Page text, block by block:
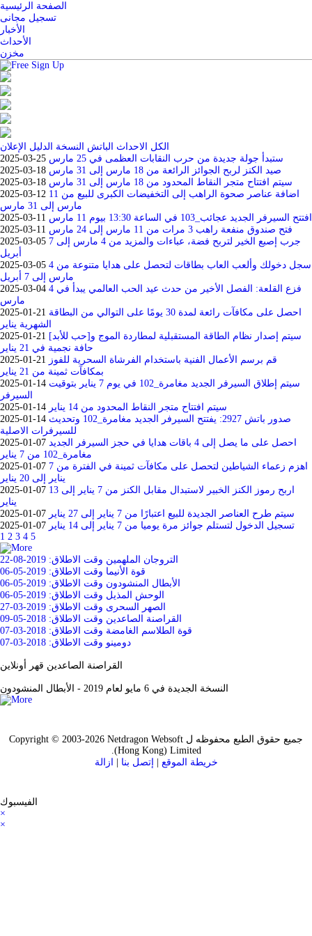
الصفحة الرئيسية
تسجيل مجانى
الأخبار
الأحداث
مخزن
الكل الاحداث الباتش النسخة الدليل
الإعلان
2025-03-25
ستبدأ جولة جديدة من حرب النقابات العظمى في 25 مارس
2025-03-18
صيد الكنز لربح الجوائز الرائعة من 18 مارس إلى 31 مارس
2025-03-18
سيتم افتتاح متجر النقاط المحدود من 18 مارس إلى 31 مارس
2025-03-12 اضافة عناصر صحوة الراهب إلى التخفيضات الكبرى للبيع من 11
مارس إلى 31 مارس
2025-03-11
افتتح السيرفر الجديد عجائب_103 في الساعة 13:30 بيوم 11 مارس
2025-03-11
فتح صندوق منفعة راهب 3 مرات من 11 مارس إلى 24 مارس
2025-03-05 جرب إصبع الخير لتربح فضة، عباءات والمزيد من 4 مارس إلى 7
أبريل
2025-03-05 سجل دخولك وألعب العاب بطاقات لتحصل على هدايا متنوعة من 4
مارس إلى 7 أبريل
2025-03-04 فزع القلعة: الفصل الأخير من حدث عيد الحب العالمي يبدأ في 4
مارس
2025-01-21 احصل على مكافآت رائعة لمدة 30 يومًا على التوالي من البطاقة
الشهرية يناير
2025-01-21 سيتم إصدار نظام الطاقة المستقبلية لمطاردة الموج و[حب للأبد]
حافة نجمية في 21 يناير
2025-01-21 قم برسم الأعمال الفنية باستخدام الفرشاة السحرية للفوز
بمكافآت ثمينة من 21 يناير
2025-01-14 سيتم إطلاق السيرفر الجديد مغامرة_102 في يوم 7 يناير بتوقيت
السيرفر
2025-01-14
سيتم افتتاح متجر النقاط المحدود من 14 يناير
2025-01-14 صدور باتش 2927: يفتتح السيرفر الجديد مغامرة_102 وتحديث
للسيرفرات الاصلية
2025-01-07 احصل على ما يصل إلى 4 باقات هدايا في حجز السيرفر الجديد
مغامرة_102 من 7 يناير
2025-01-07 اهزم زعماء الشياطين لتحصل على مكافآت ثمينة في الفترة من 7
يناير إلى 20 يناير
2025-01-07 اربح رموز الكنز الخبير لاستبدال مقابل الكنز من 7 يناير إلى 13
يناير
2025-01-07
سيتم طرح العناصر الجديدة للبيع اعتبارًا من 7 يناير إلى 27 يناير
2025-01-07
تسجيل الدخول لتستلم جوائز مرة يوميا من 7 يناير إلى 14 يناير
1 2 3 4 5
التروجان الملهمين وقت الاطلاق: 2019-08-22
قوة الأنيما وقت الاطلاق: 2019-05-06
الأبطال المنشودون وقت الاطلاق: 2019-05-06
الوحش المذيل وقت الاطلاق: 2019-05-06
الصهر السحرى وقت الاطلاق: 2019-03-27
القراصنة الصاعدين وقت الاطلاق: 2018-05-09
قوة الطلاسم الغامضة وقت الاطلاق: 2018-03-07
دومينو وقت الاطلاق: 2018-03-07
القراصنة الصاعدين قهر أونلاين
النسخة الجديدة في 6 مايو لعام 2019 - الأبطال المنشودون
جميع حقوق الطبع محفوظه ل Copyright © 2003-2026 Netdragon Websoft
(Hong Kong) Limited.
خريطة الموقع
إتصل بنا ازالة
الفيسبوك
×
×